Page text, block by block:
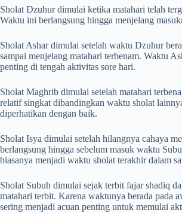
Sholat Dzuhur dimulai ketika matahari telah
Waktu ini berlangsung hingga menjelang
Sholat Ashar dimulai setelah waktu Dzuhur
sampai menjelang matahari terbenam. Waktu
penting di tengah aktivitas sore hari.
Sholat Maghrib dimulai setelah matahari
relatif singkat dibandingkan waktu sholat
diperhatikan dengan baik.
Sholat Isya dimulai setelah hilangnya cahaya
berlangsung hingga sebelum masuk waktu
biasanya menjadi waktu sholat terakhir dalam
Sholat Subuh dimulai sejak terbit fajar shadiq
matahari terbit. Karena waktunya berada pada
sering menjadi acuan penting untuk memulai